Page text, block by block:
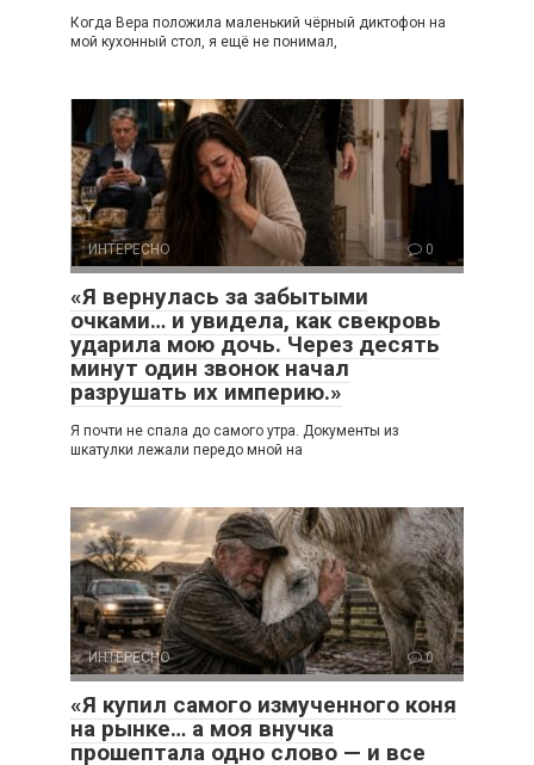
Когда Вера положила маленький чёрный диктофон на
мой кухонный стол, я ещё не понимал,
ИНТЕРЕСНО 0
«Я вернулась за забытыми
очками… и увидела, как свекровь
ударила мою дочь. Через десять
минут один звонок начал
разрушать их империю.»
Я почти не спала до самого утра. Документы из
шкатулки лежали передо мной на
ИНТЕРЕСНО 0
«Я купил самого измученного коня
на рынке… а моя внучка
прошептала одно слово — и все